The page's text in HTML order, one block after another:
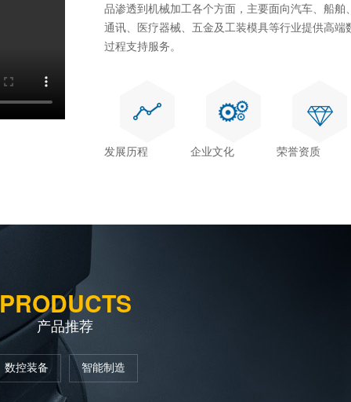
品渗透到机械加工各个方面，主要面向汽车、船舶
通讯、医疗器械、五金及工装模具等行业提供高
过程支持服务。
发展历程 企业文化 荣誉资质
PRODUCTS
产品推荐
数控装备 智能制造